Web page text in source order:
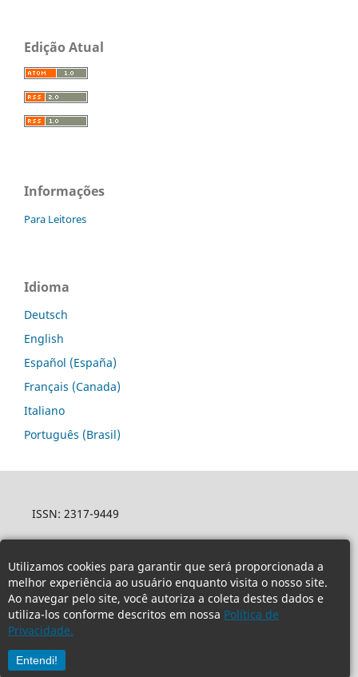
Utilizamos cookies para garantir que será proporcionada a
melhor experiência ao usuário enquanto visita o nosso site.
Ao navegar pelo site, você autoriza a coleta destes dados e
utiliza-los conforme descritos em nossa Política de
Privacidade.
Entendi!
Edição Atual
Informações
Para Leitores
Idioma
Deutsch
English
Español (España)
Français (Canada)
Italiano
Português (Brasil)
ISSN: 2317-9449